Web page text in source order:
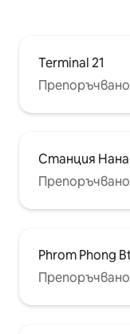
Terminal 21
Станция
Phrom Phong